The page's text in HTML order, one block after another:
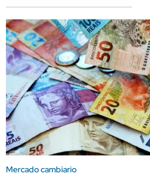
Mercado cambiario